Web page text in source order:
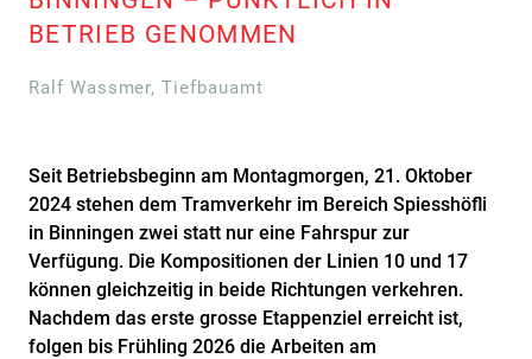
BETRIEB GENOMMEN
Ralf Wassmer, Tiefbauamt
Seit Betriebsbeginn am Montagmorgen, 21. Oktober
2024 stehen dem Tramverkehr im Bereich Spiesshöfli
in Binningen zwei statt nur eine Fahrspur zur
Verfügung. Die Kompositionen der Linien 10 und 17
können gleichzeitig in beide Richtungen verkehren.
Nachdem das erste grosse Etappenziel erreicht ist,
folgen bis Frühling 2026 die Arbeiten am